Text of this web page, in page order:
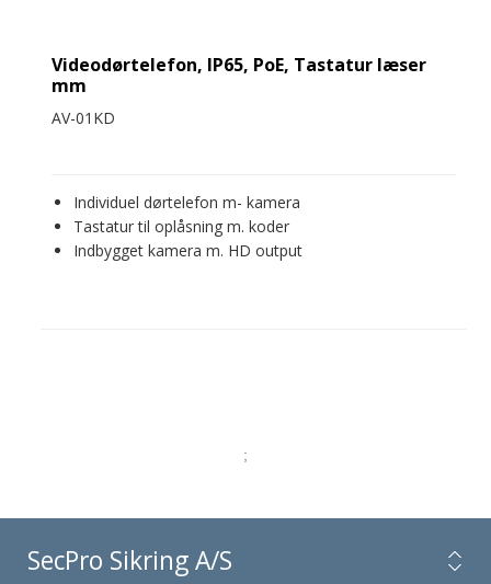
Videodørtelefon, IP65, PoE, Tastatur læser
mm
AV-01KD
Individuel dørtelefon m- kamera
Tastatur til oplåsning m. koder
Indbygget kamera m. HD output
;
SecPro Sikring A/S